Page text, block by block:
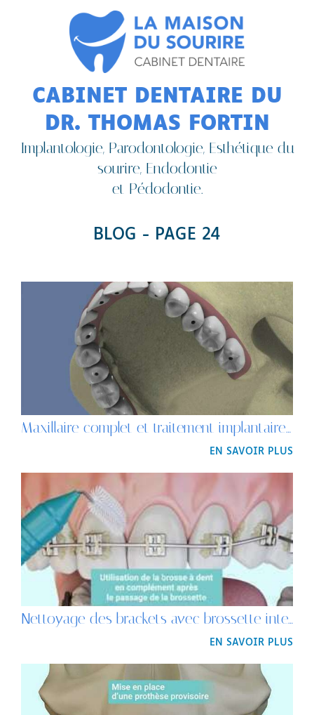
CABINET DENTAIRE DU
DR. THOMAS FORTIN
Implantologie, Parodontologie, Esthétique du
sourire, Endodontie
et Pédodontie.
BLOG - PAGE 24
Maxillaire complet et traitement implantaire pour un bridge fixe vissé
EN SAVOIR PLUS
Nettoyage des brackets avec brossette interdentaire
EN SAVOIR PLUS